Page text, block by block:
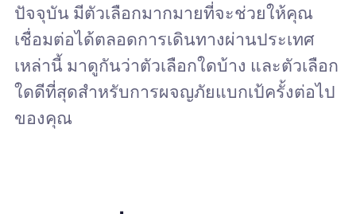
ปัจจุบัน มีตัวเลือกมากมายที่จะช่วยให้คุณ
เชื่อมต่อได้ตลอดการเดินทางผ่านประเทศ
เหล่านี้ มาดูกันว่าตัวเลือกใดบ้าง และตัวเลือก
ใดดีที่สุดสำหรับการผจญภัยแบกเป้ครั้งต่อไป
ของคุณ